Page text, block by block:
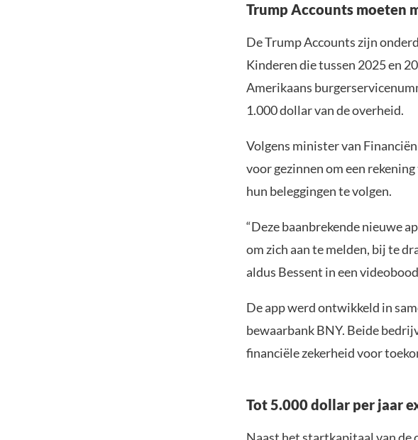
Trump Accounts moeten
De Trump Accounts zijn
Kinderen die tussen 2025 en
Amerikaans
1.000 dollar van de overheid.
Volgens minister van
voor gezinnen om een
hun beleggingen te volgen.
“Deze baanbrekende nieuwe
om zich aan te melden, bij te
aldus Bessent in een
De app werd ontwikkeld in
bewaarbank BNY. Beide
financiële zekerheid voor
Tot 5.000 dollar per jaar